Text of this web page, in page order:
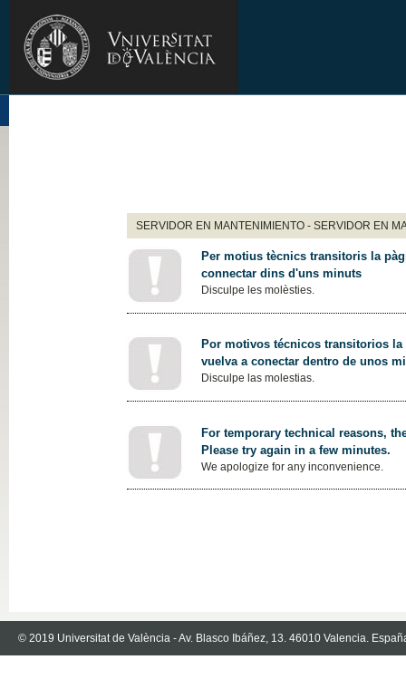
SERVIDOR EN MANTENIMIENTO - SERVIDOR EN
Per motius tècnics transitoris la
connectar dins d'uns minuts
Disculpe les molèsties.
Por motivos técnicos transitorios
vuelva a conectar dentro de unos
Disculpe las molestias.
For temporary technical reasons,
Please try again in a few minutes.
We apologize for any inconvenience.
© 2019 Universitat de València - Av. Blasco Ibáñez, 13. 46010 Valencia.